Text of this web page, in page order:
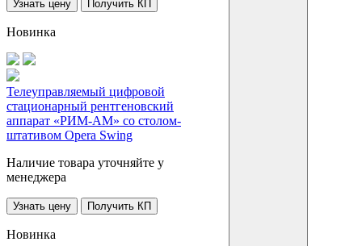
Узнать цену Получить КП
Новинка
Телеуправляемый цифровой
стационарный рентгеновский
аппарат «РИМ-АМ» со столом-
штативом Opera Swing
Наличие товара уточняйте у
менеджера
Узнать цену Получить КП
Новинка